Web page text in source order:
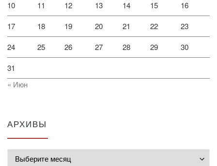
10 11 12 13 14 15 16
17 18 19 20 21 22 23
24 25 26 27 28 29 30
31
« Июн
АРХИВЫ